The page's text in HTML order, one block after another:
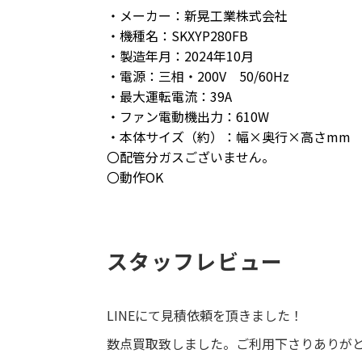
・メーカー：新晃工業株式会社
・機種名：SKXYP280FB
・製造年月：2024年10月
・電源：三相・200V 50/60Hz
・最大運転電流：39A
・ファン電動機出力：610W
・本体サイズ（約）：幅×奥行×高さmm
〇配管分ガスございません。
〇動作OK
スタッフレビュー
LINEにて見積依頼を頂きました！
数点買取致しました。ご利用下さりありが